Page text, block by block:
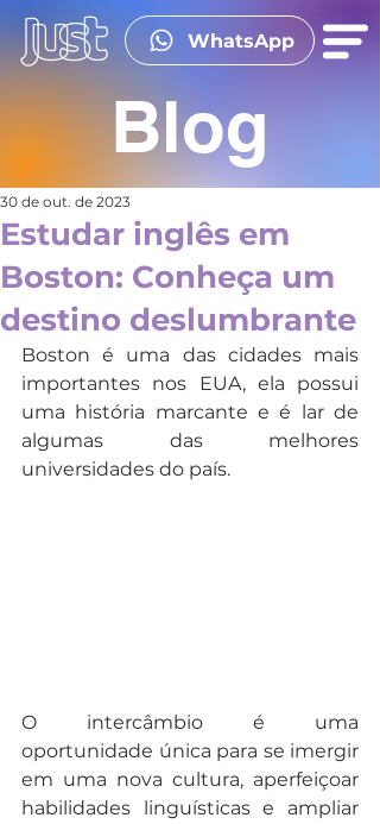
WhatsApp
Blog
Estudar inglês em
Boston: Conheça um
destino deslumbrante
30 de out. de 2023
Boston é uma das cidades mais
importantes nos EUA, ela possui
uma história marcante e é lar de
algumas das melhores
universidades do país.
O intercâmbio é uma
oportunidade única para se imergir
em uma nova cultura, aperfeiçoar
habilidades linguísticas e ampliar